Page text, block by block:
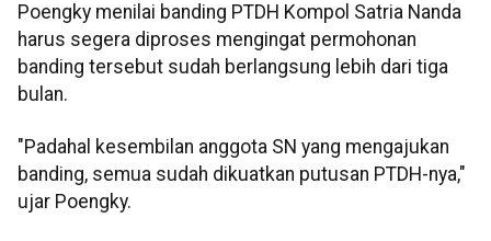
Poengky menilai banding PTDH Kompol Satria Nanda
harus segera diproses mengingat permohonan
banding tersebut sudah berlangsung lebih dari tiga
bulan.
"Padahal kesembilan anggota SN yang mengajukan
banding, semua sudah dikuatkan putusan PTDH-nya,"
ujar Poengky.